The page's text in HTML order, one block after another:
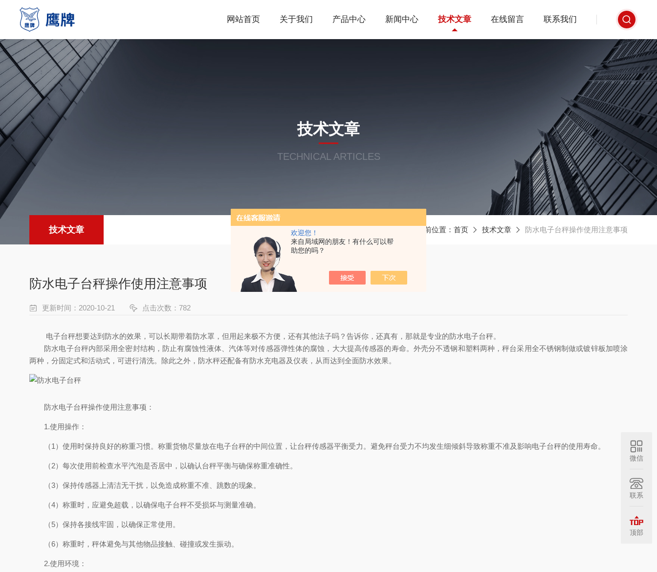
欢迎您！
来自局域网的朋友！有什么可以帮
助您的吗？
网站首页 关于我们 产品中心 新闻中心 技术文章 在线留言 联系我们
技术文章
TECHNICAL ARTICLES
技术文章 当前位置： 首页 技术文章 防水电子台秤操作使用注意事项
防水电子台秤操作使用注意事项
更新时间：2020-10-21 点击次数：782
电子台秤想要达到防水的效果，可以长期带着防水罩，但用起来极不方便，还有其他法子吗？告诉你，还真有，那就是专业的防水电子台秤。
防水电子台秤内部采用全密封结构，防止有腐蚀性液体、汽体等对传感器弹性体的腐蚀，大大提高传感器的寿命。外壳分不透钢和塑料两种，秤台采用全不锈钢制做或镀锌板加喷涂
两种，分固定式和活动式，可进行清洗。除此之外，防水秤还配备有防水充电器及仪表，从而达到全面防水效果。
防水电子台秤操作使用注意事项：
1.使用操作：
（1）使用时保持良好的称重习惯。称重货物尽量放在电子台秤的中间位置，让台秤传感器平衡受力。避免秤台受力不均发生细倾斜导致称重不准及影响电子台秤的使用寿命。
（2）每次使用前检查水平汽泡是否居中，以确认台秤平衡与确保称重准确性。
（3）保持传感器上清洁无干扰，以免造成称重不准、跳数的现象。
（4）称重时，应避免超载，以确保电子台秤不受损坏与测量准确。
（5）保持各接线牢固，以确保正常使用。
（6）称重时，秤体避免与其他物品接触、碰撞或发生振动。
2.使用环境：
微信
联系
顶部